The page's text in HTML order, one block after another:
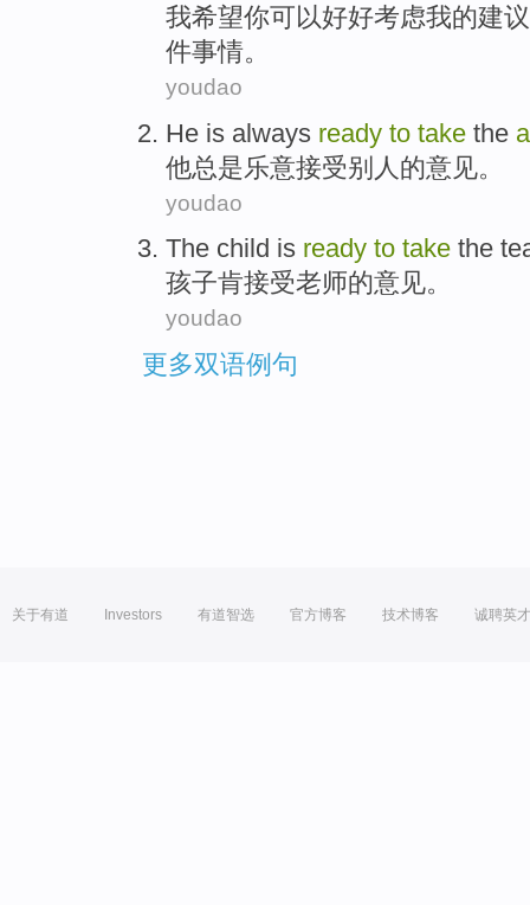
我希望你可以好好考虑我的建议
件事情。
youdao
He is always ready to take the
他总是乐意接受别人 的意见。
youdao
The child is ready to take the
孩子肯接受老师的意见。
youdao
更多双语例句
关于有道 Investors 有道智选 官方博客 技术博客 诚聘英才